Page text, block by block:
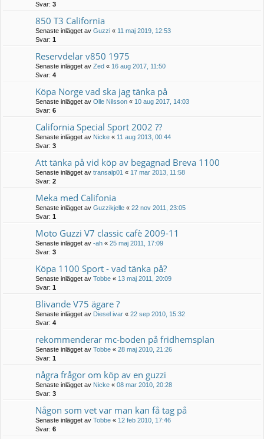
Svar: 3
850 T3 California
Senaste inlägget av Guzzi « 11 maj 2019, 12:53
Svar: 1
Reservdelar v850 1975
Senaste inlägget av Zed « 16 aug 2017, 11:50
Svar: 4
Köpa Norge vad ska jag tänka på
Senaste inlägget av Olle Nilsson « 10 aug 2017, 14:03
Svar: 6
California Special Sport 2002 ??
Senaste inlägget av Nicke « 11 aug 2013, 00:44
Svar: 3
Att tänka på vid köp av begagnad Breva 1100
Senaste inlägget av transalp01 « 17 mar 2013, 11:58
Svar: 2
Meka med Califonia
Senaste inlägget av Guzzikjelle « 22 nov 2011, 23:05
Svar: 1
Moto Guzzi V7 classic cafè 2009-11
Senaste inlägget av -ah « 25 maj 2011, 17:09
Svar: 3
Köpa 1100 Sport - vad tänka på?
Senaste inlägget av Tobbe « 13 maj 2011, 20:09
Svar: 1
Blivande V75 ägare ?
Senaste inlägget av Diesel ivar « 22 sep 2010, 15:32
Svar: 4
rekommenderar mc-boden på fridhemsplan
Senaste inlägget av Tobbe « 28 maj 2010, 21:26
Svar: 1
några frågor om köp av en guzzi
Senaste inlägget av Nicke « 08 mar 2010, 20:28
Svar: 3
Någon som vet var man kan få tag på
Senaste inlägget av Tobbe « 12 feb 2010, 17:46
Svar: 6